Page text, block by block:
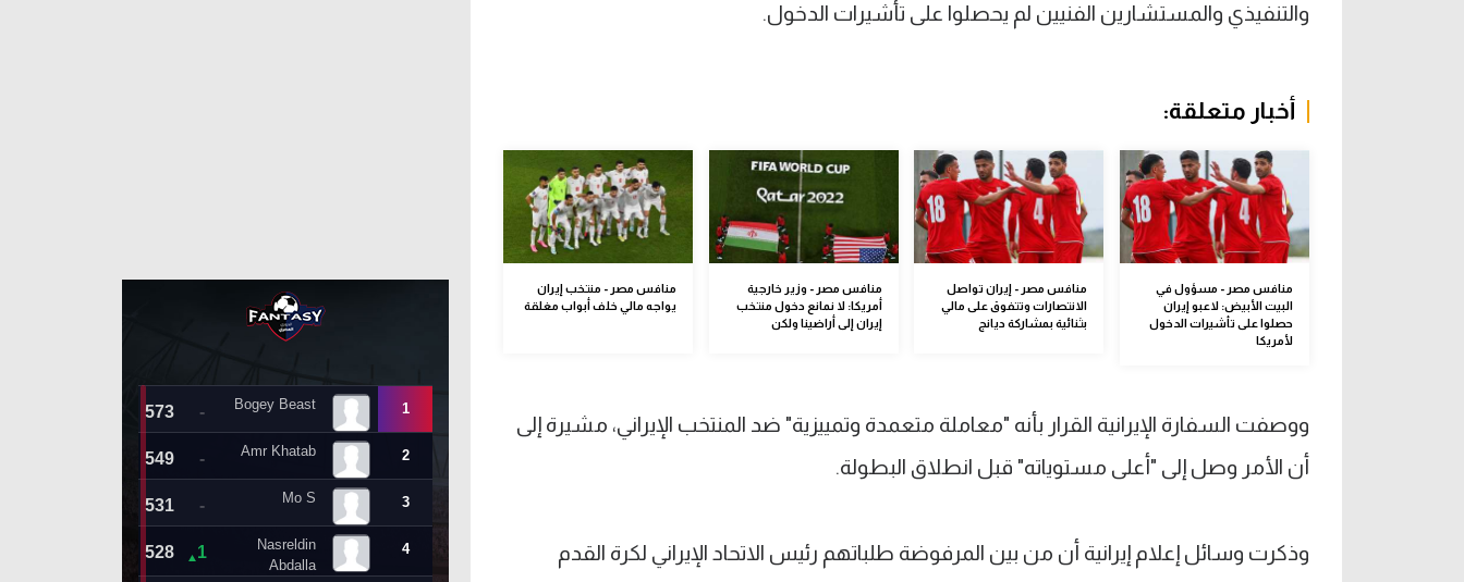
والتنفيذي والمستشارين الفنيين لم يحصلوا على تأشيرات الدخول.
أخبار متعلقة:
منافس مصر - مسؤول في
البيت الأبيض: لاعبو إيران
حصلوا على تأشيرات الدخول
لأمريكا
منافس مصر - إيران تواصل
الانتصارات وتتفوق على مالي
بثنائية بمشاركة ديانج
منافس مصر - وزير خارجية
أمريكا: لا نمانع دخول منتخب
إيران إلى أراضينا ولكن
منافس مصر - منتخب إيران
يواجه مالي خلف أبواب مغلقة
ووصفت السفارة الإيرانية القرار بأنه "معاملة متعمدة وتمييزية" ضد المنتخب الإيراني، مشيرة إلى
أن الأمر وصل إلى "أعلى مستوياته" قبل انطلاق البطولة.
وذكرت وسائل إعلام إيرانية أن من بين المرفوضة طلباتهم رئيس الاتحاد الإيراني لكرة القدم